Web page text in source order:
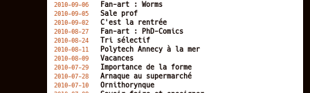
2010-09-06 Fan-art : Worms
2010-09-05 Sale prof
2010-09-02 C'est la rentrée
2010-08-27 Fan-art : PhD-Comics
2010-08-24 Tri sélectif
2010-08-11 Polytech Annecy à la mer
2010-08-09 Vacances
2010-07-29 Importance de la forme
2010-07-28 Arnaque au supermarché
2010-07-10 Ornithorynque